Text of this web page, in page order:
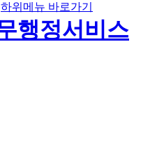
하위메뉴 바로가기